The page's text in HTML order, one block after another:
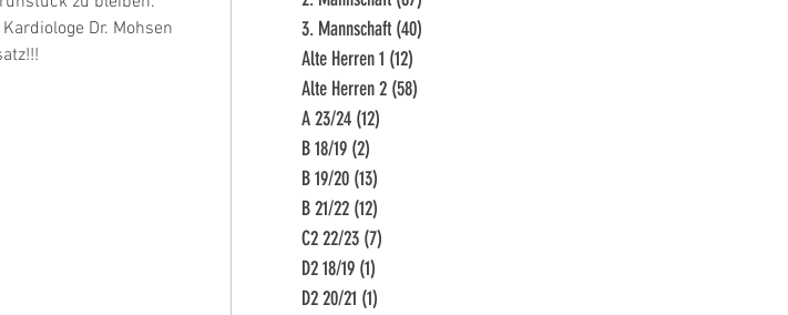
Dr. Mohsen
3. Mannschaft (40)
Alte Herren 1 (12)
Alte Herren 2 (58)
A 23/24 (12)
B 18/19 (2)
B 19/20 (13)
B 21/22 (12)
C2 22/23 (7)
D2 18/19 (1)
D2 20/21 (1)